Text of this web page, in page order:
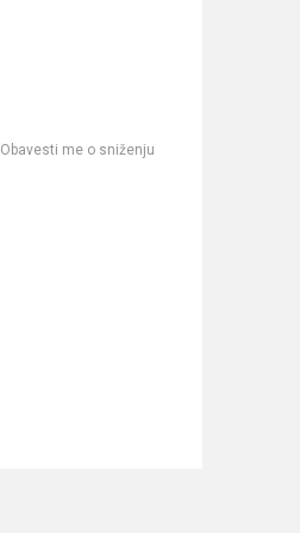
Obavesti me o sniženju